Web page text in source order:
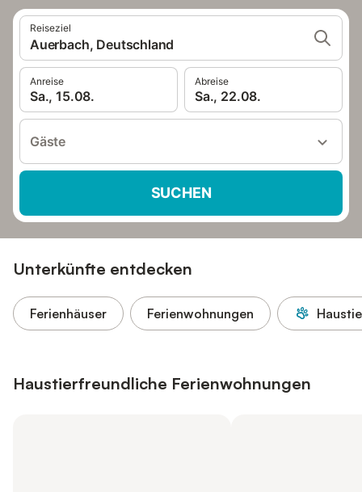
Reiseziel
Auerbach, Deutschland
Anreise
Sa., 15.08.
Abreise
Sa., 22.08.
Gäste
SUCHEN
Unterkünfte entdecken
Ferienhäuser Ferienwohnungen
Haustierfreundliche Ferienwohnungen